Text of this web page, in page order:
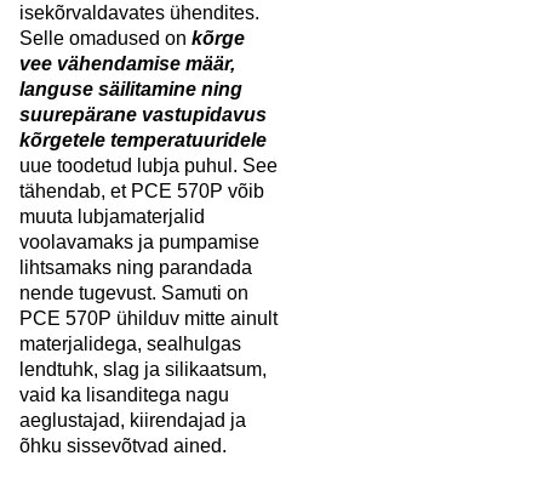
isekõrvaldavates ühendites.
Selle omadused on kõrge
vee vähendamise määr,
languse säilitamine ning
suurepärane vastupidavus
kõrgetele temperatuuridele
uue toodetud lubja puhul. See
tähendab, et PCE 570P võib
muuta lubjamaterjalid
voolavamaks ja pumpamise
lihtsamaks ning parandada
nende tugevust. Samuti on
PCE 570P ühilduv mitte ainult
materjalidega, sealhulgas
lendtuhk, slag ja silikaatsum,
vaid ka lisanditega nagu
aeglustajad, kiirendajad ja
õhku sissevõtvad ained.